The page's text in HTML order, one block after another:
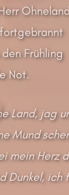
Frühling
Not.
Land, jag
Mund
mein Herz
Dunkel,